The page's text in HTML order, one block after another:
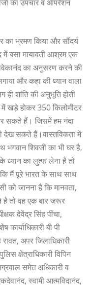
का उपचार व ऑपरेशन
का भ्रमण किया और सौंदर्य
में बसा मायावती आश्रम एक
का अनुसरण करने की
और कहा की ध्यान वाला
शांति की अनुभूति होती
में खड़े होकर 350 किलोमीटर
सकते हैं। जिसमें हम नंदा
देख सकते हैं।वास्तविकता में
भगवान शिवजी का भी घर है,
ध्यान का लुत्फ लेना है तो
मैं पूरे भारत के साथ साथ
को जानना है कि मानवता,
है तो वह एक बार जरूर
देवेंद्र सिंह पींचा,
बी पी
अपर जिलाधिकारी
क्षेत्राधिकारी विपिन
समेत अधिकारी व
स्वामी आत्मविदानंद,